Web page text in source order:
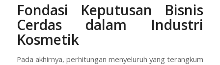
Fondasi Keputusan Bisnis
Cerdas dalam Industri
Kosmetik
Pada akhirnya, perhitungan menyeluruh yang terangkum